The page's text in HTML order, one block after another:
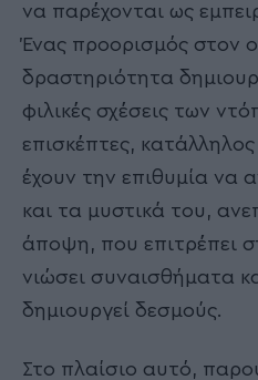
να παρέχονται ως
Ένας προορισμός στον
δραστηριότητα
φιλικές σχέσεις των
επισκέπτες,
έχουν την επιθυμία να
και τα μυστικά του,
άποψη, που επιτρέπει
νιώσει συναισθήματα
δημιουργεί δεσμούς.
Στο πλαίσιο αυτό,